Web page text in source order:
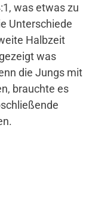
was etwas zu
Unterschiede
Halbzeit
was
die Jungs mit
brauchte es